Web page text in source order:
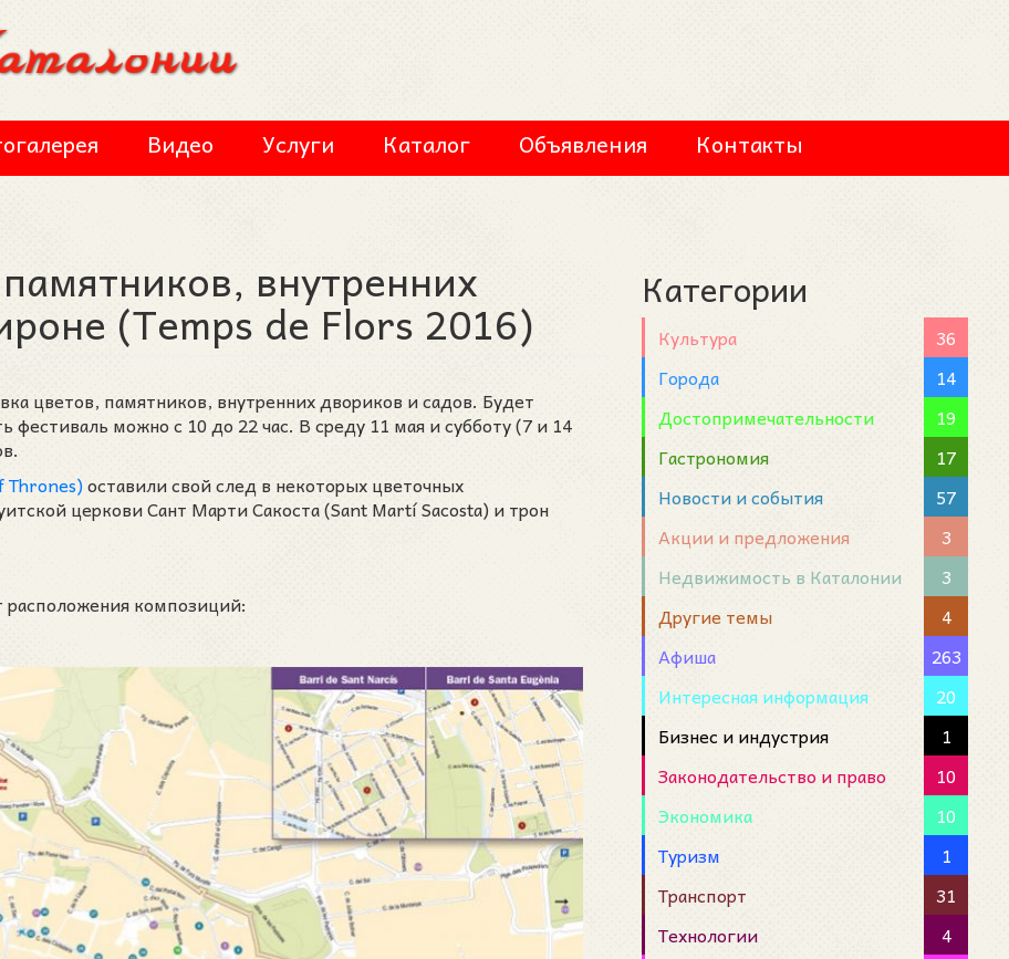
Видео Услуги Каталог Объявления Контакты
внутренних
(Temps de Flors 2016)
цветов, памятников, внутренних двориков и садов. Будет
фестиваль можно с 10 до 22 час. В среду 11 мая и субботу (7 и 14
Thrones)оставили свой след в некоторых цветочных
церкови Сант Марти Сакоста (Sant Martí Sacosta) и трон
композиций:
Категории
Культура
36
Города
14
Достопримечательности
19
Гастрономия
17
Новости и события
57
Акции и предложения
3
Недвижимость в Каталонии
3
Другие темы
4
Афиша
263
Интересная информация
20
Бизнес и индустрия
1
Законодательство и право
10
Экономика
10
Туризм
1
Транспорт
31
Технологии
4